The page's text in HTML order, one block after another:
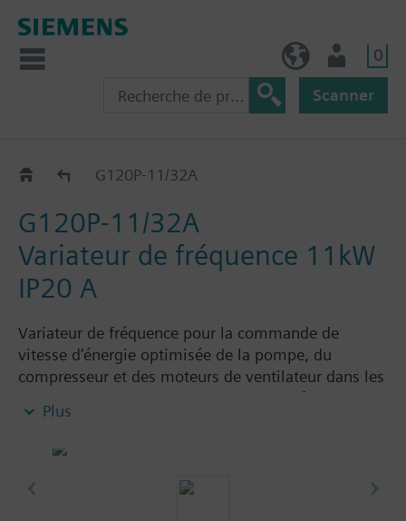
0
Scanner
G120P..2AG120P-11/32A
G120P-11/32A
Variateur de fréquence 11kW
IP20 A
Variateur de fréquence pour la commande de
vitesse d'énergie optimisée de la pompe, du
compresseur et des moteurs de ventilateur dans les
applications de gestion technique des bâtiments,
notamment : module de puissance PM230, unité de
Plus